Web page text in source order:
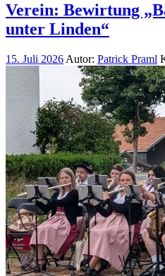
Verein: Bewirtung
unter Linden“
15. Juli 2026 Autor: Patrick Praml